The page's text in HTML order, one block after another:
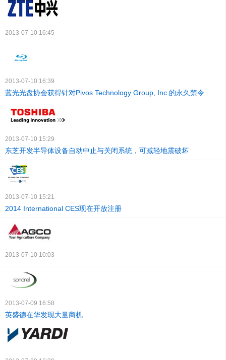
2013-07-10 16:45
2013-07-10 16:39
蓝光光盘协会获得针对Pivos Technology Group, Inc.的永久禁令
2013-07-10 15:29
东芝开发半导体设备自动中止与关闭系统，可减轻地震破坏
2013-07-10 15:21
2014 International CES现在开放注册
2013-07-10 10:03
2013-07-09 16:58
英盛德在华发现大量商机